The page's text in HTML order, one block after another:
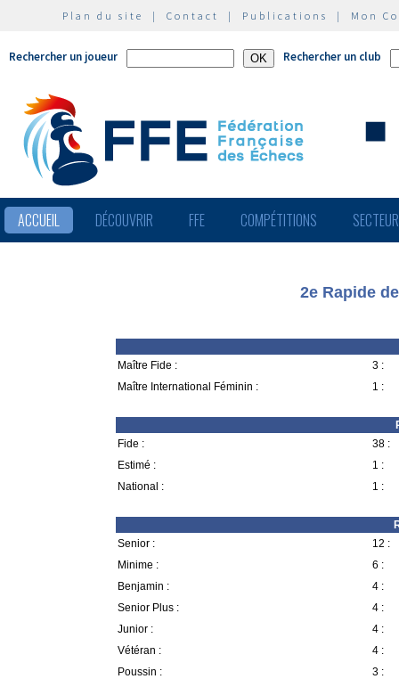
Plan du site | Contact | Publications | Mon
Rechercher un joueur Rechercher un club
ACCUEIL DÉCOUVRIR FFE COMPÉTITIONS
2e Rapide
Maître Fide :
3 :
Maître International Féminin :
1 :
Fide :
38 :
Estimé :
1 :
National :
1 :
Senior :
12 :
Minime :
6 :
Benjamin :
4 :
Senior Plus :
4 :
Junior :
4 :
Vétéran :
4 :
Poussin :
3 :